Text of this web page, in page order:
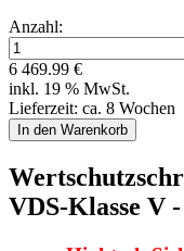
Anzahl:
6 469.99 €
inkl. 19 % MwSt.
Lieferzeit: ca. 8 Wochen
VDS-Klasse V